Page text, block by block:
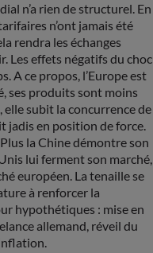
n’a rien de structurel. En
n’ont jamais été
rendra les échanges
Les effets négatifs du choc
A ce propos, l’Europe est
ses produits sont moins
subit la concurrence de
jadis en position de force.
la Chine démontre son
lui ferment son marché,
européen. La tenaille se
à renforcer la
hypothétiques : mise en
allemand, réveil du